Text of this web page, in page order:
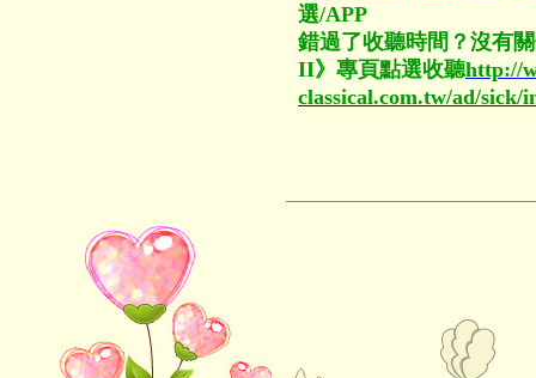
選/APP
錯過了收聽時間？沒有
II》專頁點選收聽http://
classical.com.tw/ad/sick/